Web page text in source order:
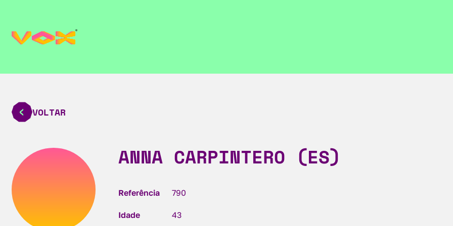
VOLTAR
ANNA CARPINTERO (ES)
Referência 790
Idade 43